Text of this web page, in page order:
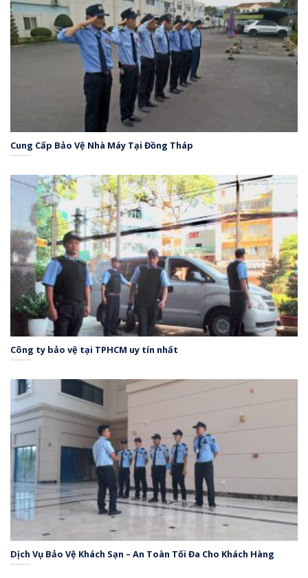
Cung Cấp Bảo Vệ Nhà Máy Tại Đồng Tháp
Công ty bảo vệ tại TPHCM uy tín nhất
Dịch Vụ Bảo Vệ Khách Sạn – An Toàn Tối Đa Cho Khách Hàng